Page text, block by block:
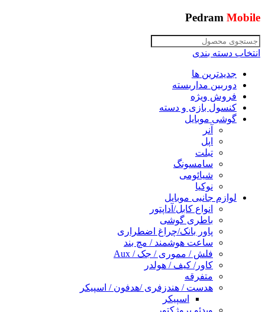
Pedram Mobile
انتخاب دسته بندی
جدیدترین ها
دوربین مداربسته
فروش ویژه
کنسول بازی و دسته
گوشی موبایل
آنر
اپل
تبلت
سامسونگ
شیائومی
نوکیا
لوازم جانبی موبایل
انواع کابل/آداپتور
باطری گوشی
پاور بانک/چراغ اضطراری
ساعت هوشمند / مچ بند
فلش / مموری / جک / Aux
کاور/ کیف / هولدر
متفرقه
هدست / هندزفری /هدفون / اسپیکر
اسپیکر